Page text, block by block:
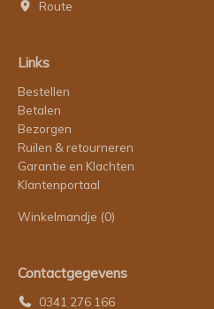
Route
Links
Bestellen
Betalen
Bezorgen
Ruilen & retourneren
Garantie en Klachten
Klantenportaal
Winkelmandje (0)
Contactgegevens
0341 276 166